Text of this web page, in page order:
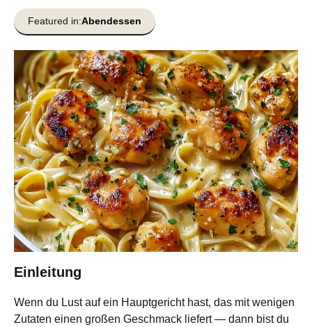
Featured in:Abendessen
Einleitung
Wenn du Lust auf ein Hauptgericht hast, das mit wenigen
Zutaten einen großen Geschmack liefert — dann bist du